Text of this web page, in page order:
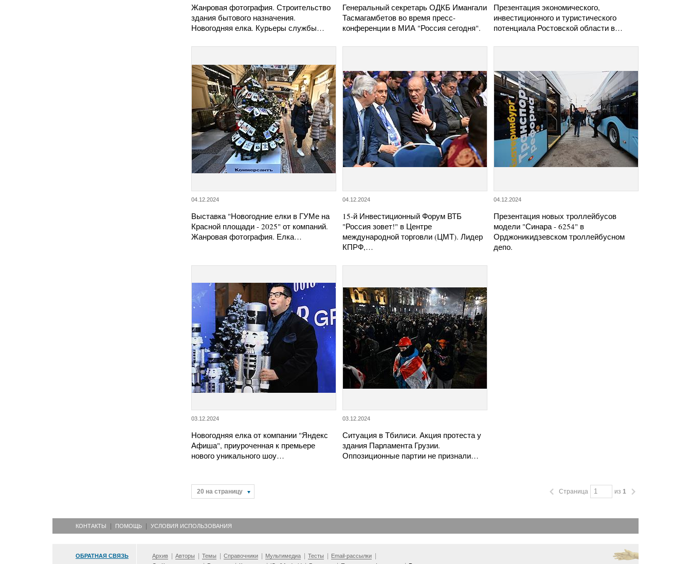
Жанровая фотография. Строительство
здания бытового назначения.
Новогодняя елка. Курьеры службы…
Генеральный секретарь ОДКБ Имангали
Тасмагамбетов во время пресс-
конференции в МИА "Россия сегодня".
Презентация экономического,
инвестиционного и туристического
потенциала Ростовской области в…
04.12.2024
Выставка "Новогодние елки в ГУМе на
Красной площади - 2025" от компаний.
Жанровая фотография. Елка…
04.12.2024
15-й Инвестиционный Форум ВТБ
"Россия зовет!" в Центре
международной торговли (ЦМТ). Лидер
КПРФ,…
04.12.2024
Презентация новых троллейбусов
модели "Синара - 6254" в
Орджоникидзевском троллейбусном
депо.
03.12.2024
Новогодняя елка от компании "Яндекс
Афиша", приуроченная к премьере
нового уникального шоу…
03.12.2024
Ситуация в Тбилиси. Акция протеста у
здания Парламента Грузии.
Оппозиционные партии не признали…
20 на страницу Страница из 1
КОНТАКТЫ ПОМОЩЬ УСЛОВИЯ ИСПОЛЬЗОВАНИЯ
ОБРАТНАЯ СВЯЗЬ Архив Авторы Темы Справочники Мультимедиа Тесты
Email-рассылки